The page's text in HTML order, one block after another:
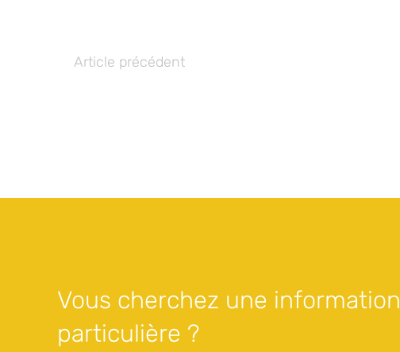
Article précédent
Vous cherchez une information
particulière ?